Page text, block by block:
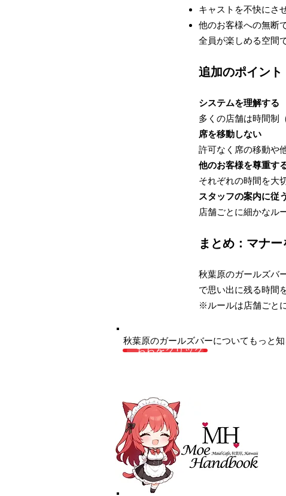
キャストを不快にさ
他のお客様への無断
全員が楽しめる空間
追加のポイント
システムを理解する
多くの店舗は時間制
席を移動しない
許可なく席の移動や
他のお客様を尊重す
それぞれの時間を大
スタッフの案内に従う
店舗ごとに細かなル
まとめ：マナ
秋葉原のガールズバ
で思い出に残る時間
※ルールは店舗ごと
秋葉原のガールズバーについてもっと知
こちらをクリック